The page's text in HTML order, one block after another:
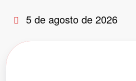
para
conteúdo
5 de agosto de 2026